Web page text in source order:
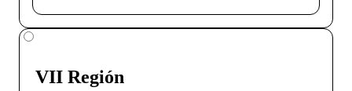
VII Región